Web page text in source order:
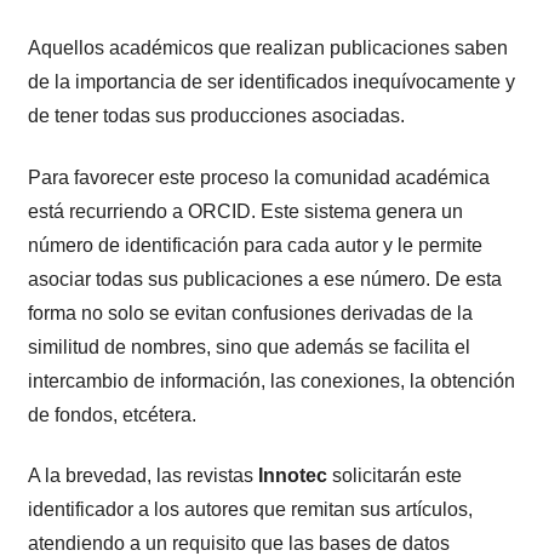
Aquellos académicos que realizan publicaciones saben
de la importancia de ser identificados inequívocamente y
de tener todas sus producciones asociadas.
Para favorecer este proceso la comunidad académica
está recurriendo a ORCID. Este sistema genera un
número de identificación para cada autor y le permite
asociar todas sus publicaciones a ese número. De esta
forma no solo se evitan confusiones derivadas de la
similitud de nombres, sino que además se facilita el
intercambio de información, las conexiones, la obtención
de fondos, etcétera.
A la brevedad, las revistas Innotecsolicitarán este
identificador a los autores que remitan sus artículos,
atendiendo a un requisito que las bases de datos